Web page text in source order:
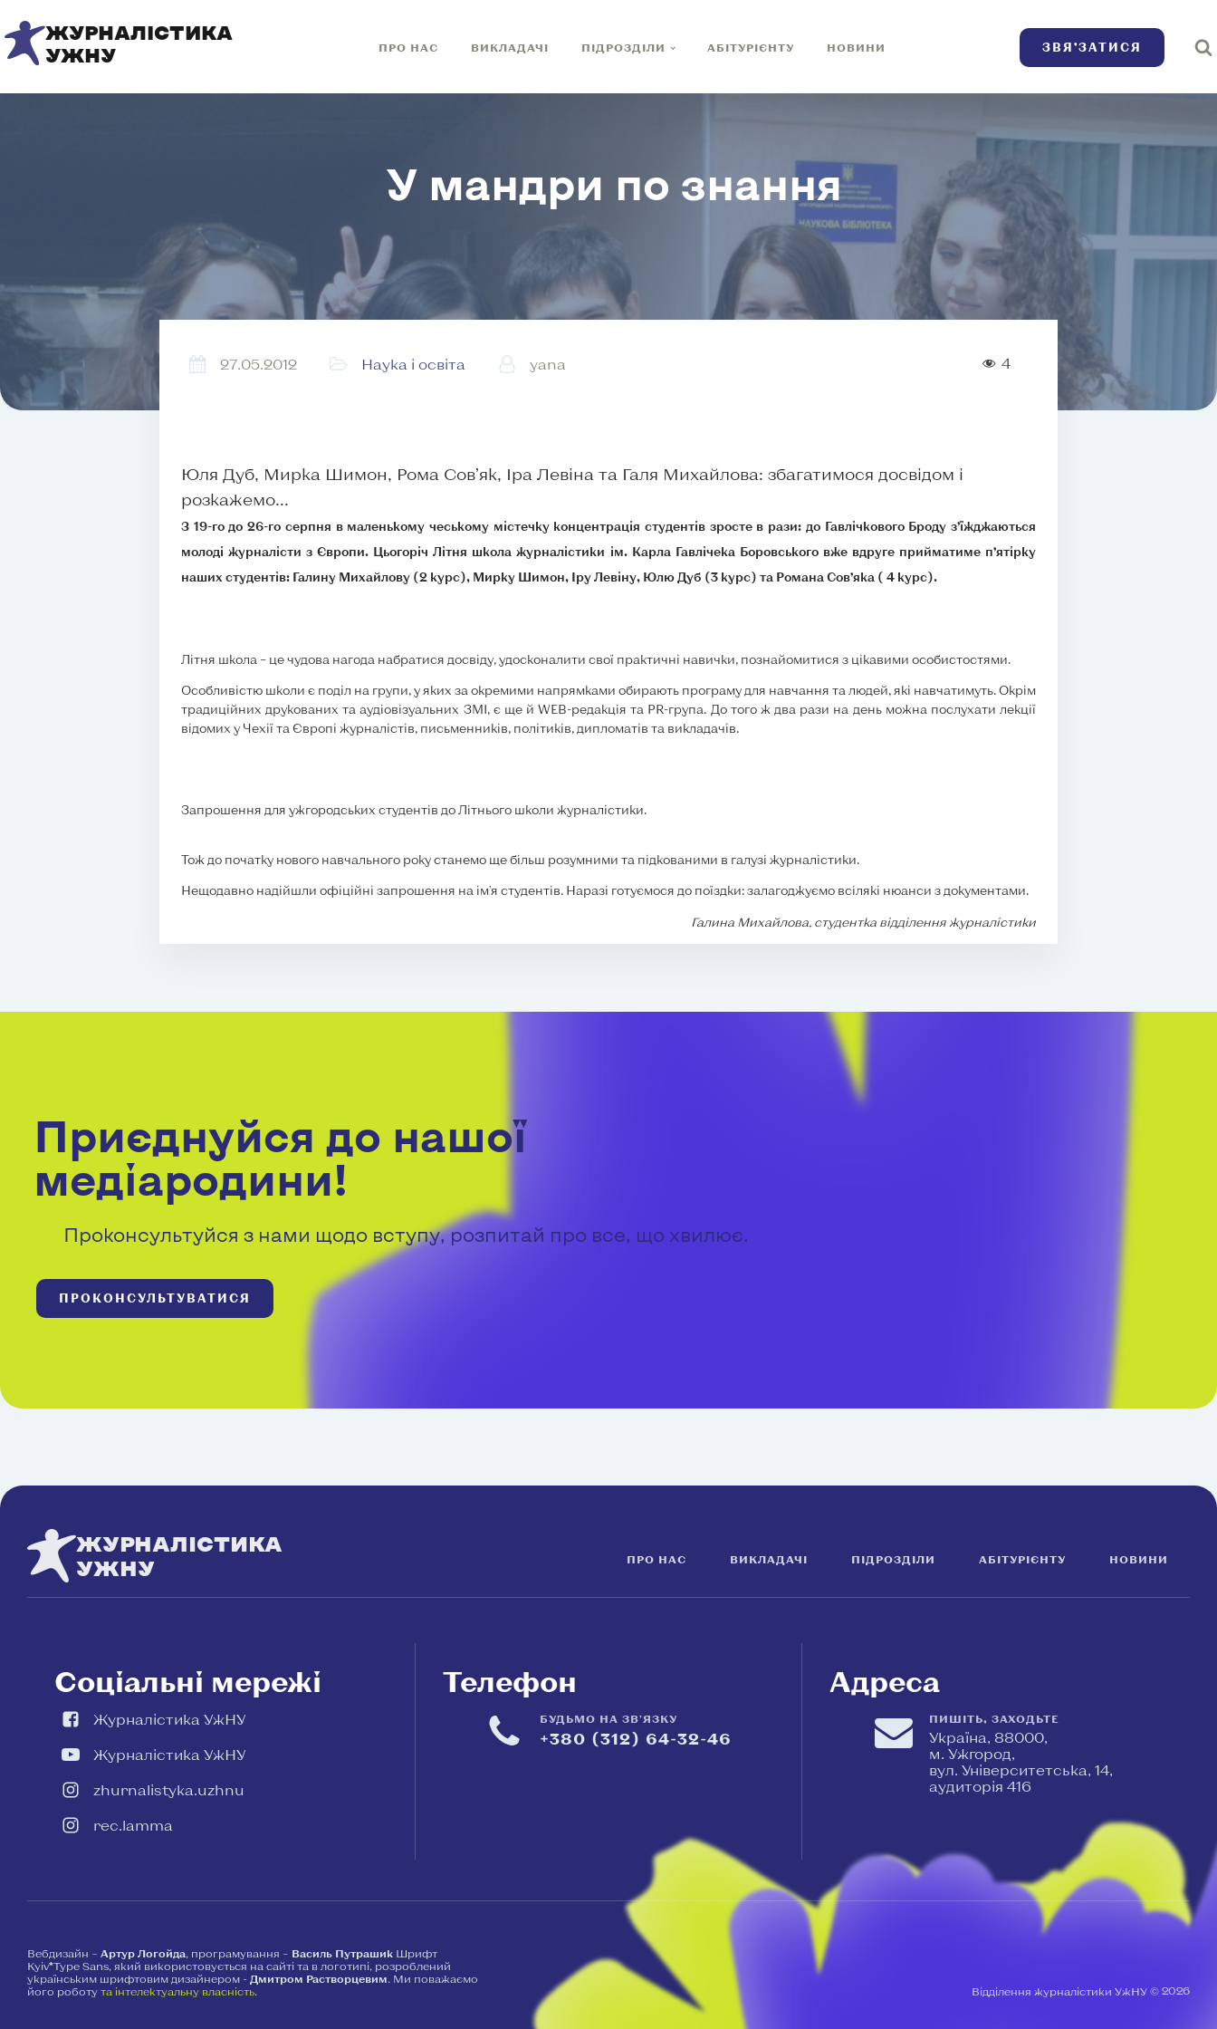
ЖУРНАЛІСТИКА
УЖНУ
ПРО НАС ВИКЛАДАЧІ ПІДРОЗДІЛИ АБІТУРІЄНТУ НОВИНИ ЗВЯ’ЗАТИСЯ
У мандри по знання
27.05.2012 Наука і освіта yana 4
Юля Дуб, Мирка Шимон, Рома Сов’як, Іра Левіна та Галя Михайлова: збагатимося досвідом і
розкажемо...
З 19-го до 26-го серпня в маленькому чеському містечку концентрація студентів зросте в рази: до Гавлічкового Броду з’їжджаються
молоді журналісти з Європи. Цьогоріч Літня школа журналістики ім. Карла Гавлічека Боровського вже вдруге прийматиме п’ятірку
наших студентів: Галину Михайлову (2 курс), Мирку Шимон, Іру Левіну, Юлю Дуб (3 курс) та Романа Сов’яка ( 4 курс).
Літня школа – це чудова нагода набратися досвіду, удосконалити свої практичні навички, познайомитися з цікавими особистостями.
Особливістю школи є поділ на групи, у яких за окремими напрямками обирають програму для навчання та людей, які навчатимуть. Окрім
традиційних друкованих та аудіовізуальних ЗМІ, є ще й WEB-редакція та PR-група. До того ж два рази на день можна послухати лекції
відомих у Чехії та Європі журналістів, письменників, політиків, дипломатів та викладачів.
Запрошення для ужгородських студентів до Літнього школи журналістики.
Тож до початку нового навчального року станемо ще більш розумними та підкованими в галузі журналістики.
Нещодавно надійшли офіційні запрошення на ім'я студентів. Наразі готуємося до поїздки: залагоджуємо всілякі нюанси з документами.
Галина Михайлова, студентка відділення журналістики
Приєднуйся до нашої
медіародини!
Проконсультуйся з нами щодо вступу, розпитай про все, що хвилює.
ПРОКОНСУЛЬТУВАТИСЯ
ЖУРНАЛІСТИКА
УЖНУ
ПРО НАС ВИКЛАДАЧІ ПІДРОЗДІЛИ АБІТУРІЄНТУ НОВИНИ
Соціальні мережі
Журналістика УжНУ
Журналістика УжНУ
zhurnalistyka.uzhnu
rec.lamma
Телефон
БУДЬМО НА ЗВ'ЯЗКУ
+380 (312) 64-32-46
Адреса
ПИШІТЬ, ЗАХОДЬТЕ
Україна, 88000,
м. Ужгород,
вул. Університетська, 14,
аудиторія 416
Вебдизайн – Артур Логойда, програмування – Василь Путрашик Шрифт
Kyiv*Type Sans, який використовується на сайті та в логотипі, розроблений
українським шрифтовим дизайнером - Дмитром Растворцевим. Ми поважаємо
його роботу та інтелектуальну власність. Відділення журналістики УжНУ © 2026